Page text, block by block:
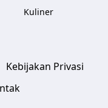
Kuliner
Kebijakan Privasi